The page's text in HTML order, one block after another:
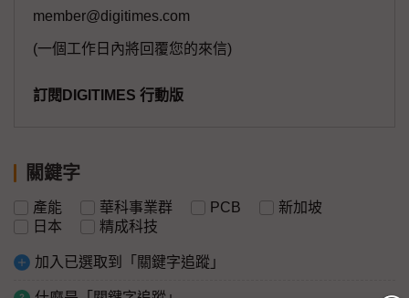
member@digitimes.com
(一個工作日內將回覆您的來信)
訂閱DIGITIMES 行動版
關鍵字
產能 華科事業群 PCB
新加坡
日本
精成科技
加入已選取到「關鍵字追蹤」